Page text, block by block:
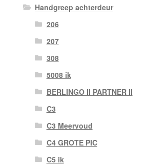
Handgreep achterdeur
206
207
308
5008 ik
BERLINGO II PARTNER II
C3
C3 Meervoud
C4 GROTE PIC
C5 ik